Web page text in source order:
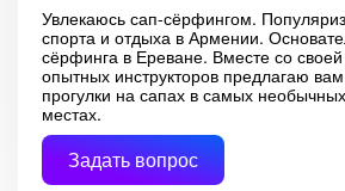
Увлекаюсь сап-сёрфингом.
спорта и отдыха в Армении.
сёрфинга в Ереване. Вместе со
опытных инструкторов предлагаю
прогулки на сапах в самых
местах.
Задать вопрос